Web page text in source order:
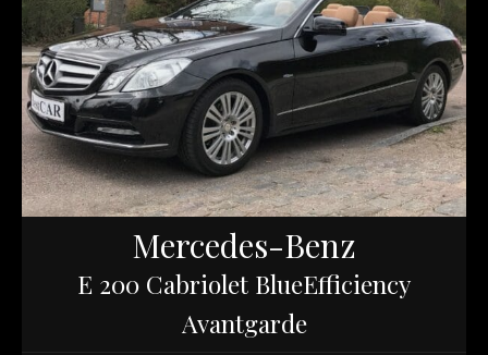
Mercedes-Benz
E 200 Cabriolet BlueEfficiency
Avantgarde